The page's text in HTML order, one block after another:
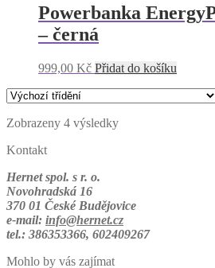
Powerbanka
– černá
999,00 Kč Přidat do košíku
Zobrazeny 4 výsledky
Kontakt
Hernet spol. s r. o.
Novohradská 16
370 01 České Budějovice
e-mail: info@hernet.cz
tel.: 386353366, 602409267
Mohlo by vás zajímat